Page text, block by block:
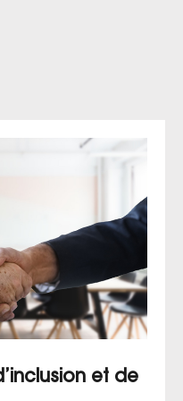
et de